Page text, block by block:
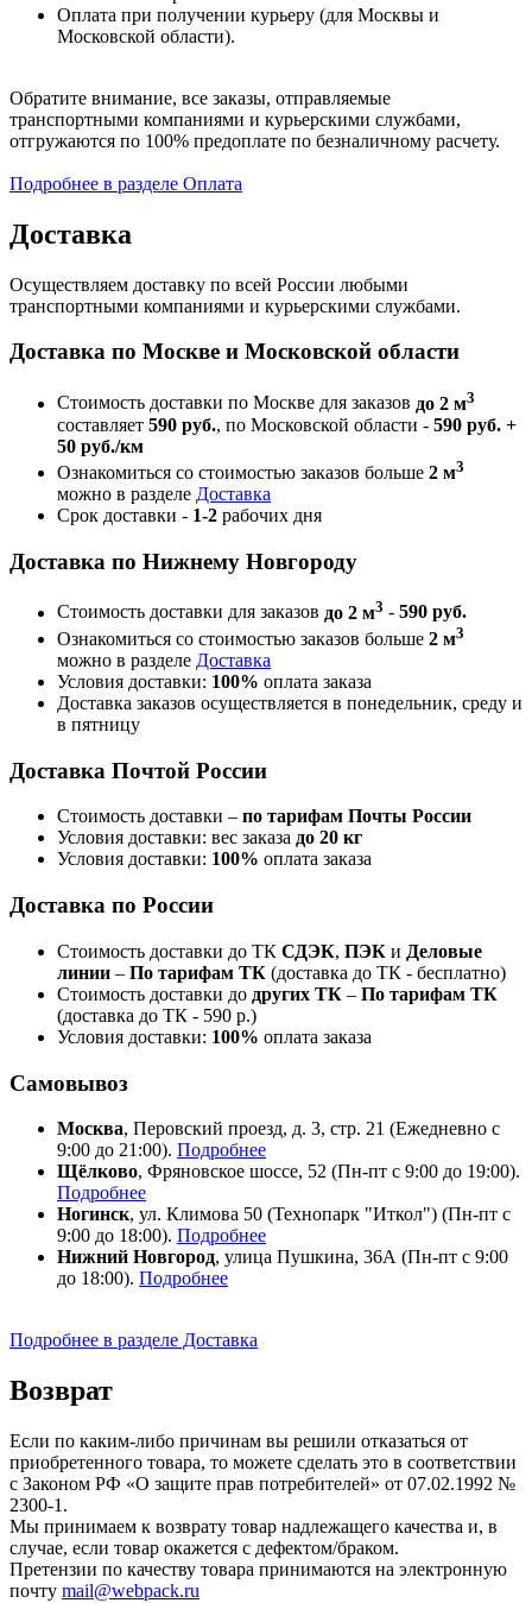
Оплата при получении курьеру (для Москвы и
Московской области).
Обратите внимание, все заказы, отправляемые
транспортными компаниями и курьерскими службами,
отгружаются по 100% предоплате по безналичному расчету.
Подробнее в разделе Оплата
Доставка
Осуществляем доставку по всей России любыми
транспортными компаниями и курьерскими службами.
Доставка по Москве и Московской области
Стоимость доставки по Москве для заказов до 2 м3
составляет 590 руб., по Московской области - 590 руб. +
50 руб./км
Ознакомиться со стоимостью заказов больше 2 м3
можно в разделе Доставка
Срок доставки - 1-2 рабочих дня
Доставка по Нижнему Новгороду
Стоимость доставки для заказов до 2 м3 - 590 руб.
Ознакомиться со стоимостью заказов больше 2 м3
можно в разделе Доставка
Условия доставки: 100% оплата заказа
Доставка заказов осуществляется в понедельник, среду и
в пятницу
Доставка Почтой России
Стоимость доставки – по тарифам Почты России
Условия доставки: вес заказа до 20 кг
Условия доставки: 100% оплата заказа
Доставка по России
Стоимость доставки до ТК СДЭК, ПЭК и Деловые
линии – По тарифам ТК (доставка до ТК - бесплатно)
Стоимость доставки до других ТК – По тарифам ТК
(доставка до ТК - 590 р.)
Условия доставки: 100% оплата заказа
Самовывоз
Москва, Перовский проезд, д. 3, стр. 21 (Ежедневно с
9:00 до 21:00). Подробнее
Щёлково, Фряновское шоссе, 52 (Пн-пт с 9:00 до 19:00).
Подробнее
Ногинск, ул. Климова 50 (​Технопарк "Иткол") (Пн-пт с
9:00 до 18:00). Подробнее
Нижний Новгород, улица Пушкина, 36А (Пн-пт с 9:00
до 18:00). Подробнее
Подробнее в разделе Доставка
Возврат
Если по каким-либо причинам вы решили отказаться от
приобретенного товара, то можете сделать это в соответствии
с Законом РФ «О защите прав потребителей» от 07.02.1992 №
2300-1.
Мы принимаем к возврату товар надлежащего качества и, в
случае, если товар окажется с дефектом/браком.
Претензии по качеству товара принимаются на электронную
почту mail@webpack.ru